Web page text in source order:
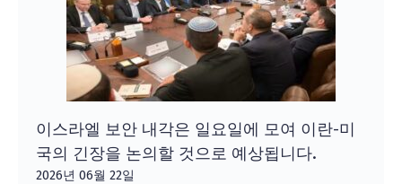
이스라엘 보안 내각은 일요일에 모여 이란-미
국의 긴장을 논의할 것으로 예상됩니다.
2026년 06월 22일